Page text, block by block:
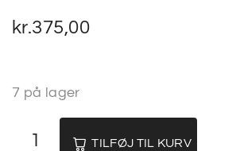
kr.375,00
7 på lager
TILFØJ TIL KURV